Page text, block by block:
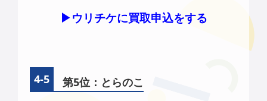
▶︎ウリチケに買取申込をする
第5位：とらのこ